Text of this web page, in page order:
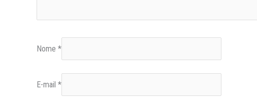
Nome *
E-mail *